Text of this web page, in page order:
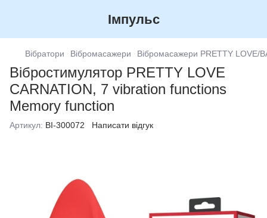
Імпульс
Вібратори Вібромасажери Вібромасажери PRETTY LOVE/
Вібростимулятор PRETTY LOVE
CARNATION, 7 vibration functions
Memory function
Артикул: BI-300072 Написати відгук